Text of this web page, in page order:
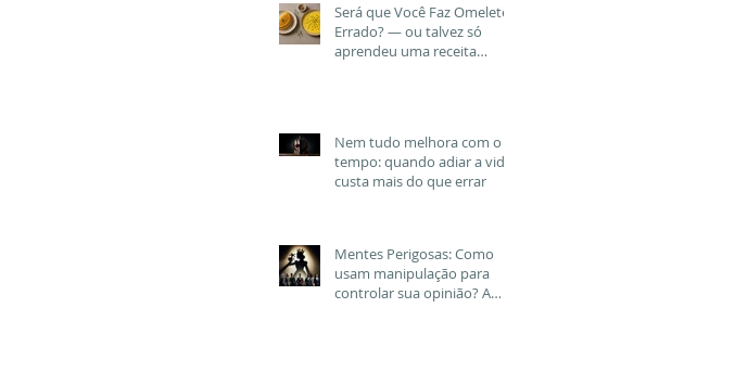
Será que Você Faz Omelete
Errado? — ou talvez só
aprendeu uma receita
Nem tudo melhora com o
tempo: quando adiar a vida
custa mais do que errar
Mentes Perigosas: Como
usam manipulação para
controlar sua opinião? A